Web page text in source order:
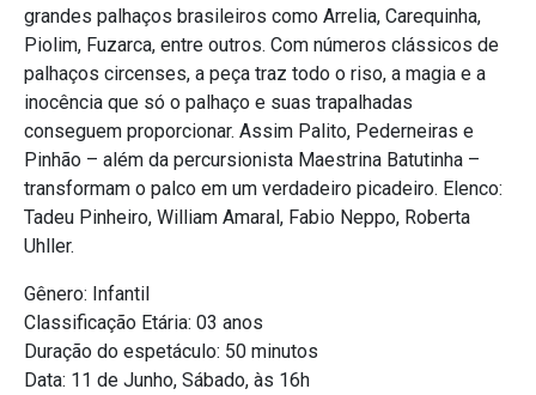
grandes palhaços brasileiros como Arrelia, Carequinha,
Piolim, Fuzarca, entre outros. Com números clássicos de
palhaços circenses, a peça traz todo o riso, a magia e a
inocência que só o palhaço e suas trapalhadas
conseguem proporcionar. Assim Palito, Pederneiras e
Pinhão – além da percursionista Maestrina Batutinha –
transformam o palco em um verdadeiro picadeiro. Elenco:
Tadeu Pinheiro, William Amaral, Fabio Neppo, Roberta
Uhller.
Gênero: Infantil
Classificação Etária: 03 anos
Duração do espetáculo: 50 minutos
Data: 11 de Junho, Sábado, às 16h